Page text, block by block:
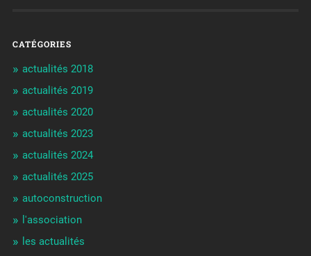
CATÉGORIES
actualités 2018
actualités 2019
actualités 2020
actualités 2023
actualités 2024
actualités 2025
autoconstruction
l'association
les actualités